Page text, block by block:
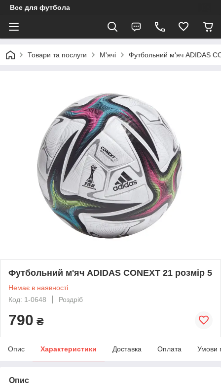
Все для футбола
Товари та послуги М'ячі Футбольний м'яч ADIDAS
Футбольний м'яч ADIDAS CONEXT 21 розмір 5
Немає в наявності
Код: 1-0648
Роздріб
790 ₴
Опис Характеристики Доставка Оплата Умови
Опис